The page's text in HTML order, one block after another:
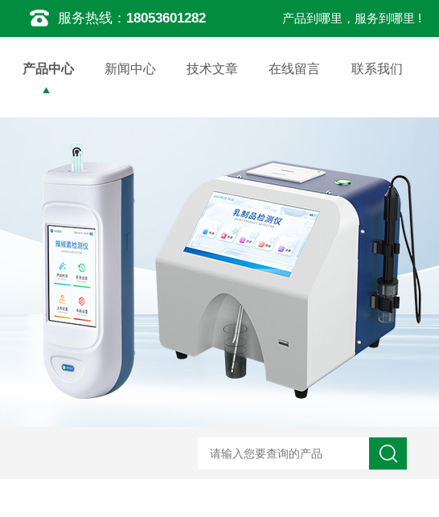
服务热线： 18053601282 产品到哪里，服务到哪里 !
产品中心 新闻中心 技术文章 在线留言 联系我们